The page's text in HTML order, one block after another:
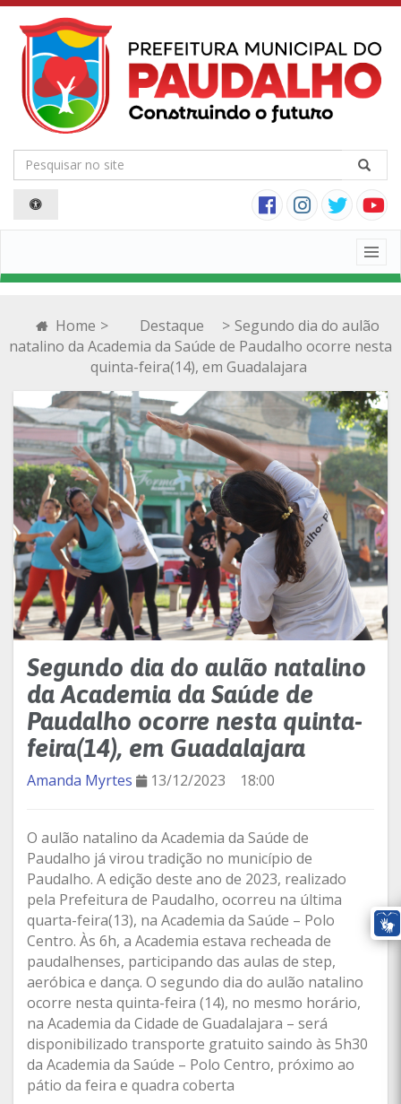
Home > Destaque > Segundo dia do aulão
natalino da Academia da Saúde de Paudalho ocorre nesta
quinta-feira(14), em Guadalajara
Segundo dia do aulão natalino
da Academia da Saúde de
Paudalho ocorre nesta quinta-
feira(14), em Guadalajara
Amanda Myrtes 13/12/2023 18:00
O aulão natalino da Academia da Saúde de
Paudalho já virou tradição no município de
Paudalho. A edição deste ano de 2023, realizado
pela Prefeitura de Paudalho, ocorreu na última
quarta-feira(13), na Academia da Saúde – Polo
Centro. Às 6h, a Academia estava recheada de
paudalhenses, participando das aulas de step,
aeróbica e dança. O segundo dia do aulão natalino
ocorre nesta quinta-feira (14), no mesmo horário,
na Academia da Cidade de Guadalajara – será
disponibilizado transporte gratuito saindo às 5h30
da Academia da Saúde – Polo Centro, próximo ao
pátio da feira e quadra coberta